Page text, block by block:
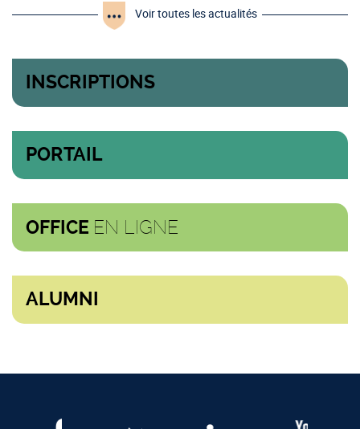
Voir toutes les actualités
INSCRIPTIONS
PORTAIL
OFFICE EN LIGNE
ALUMNI